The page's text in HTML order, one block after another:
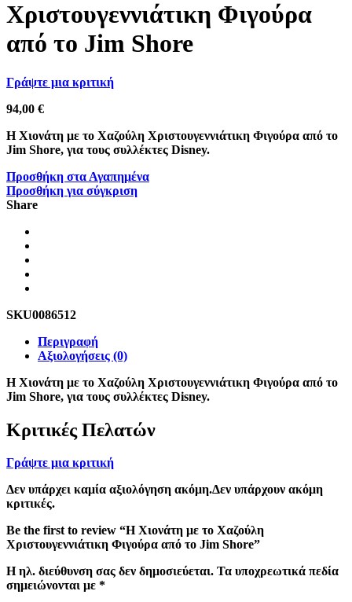
Χριστουγεννιάτικη Φιγούρα
από το Jim Shore
Γράψτε μια κριτική
94,00 €
H Xιονάτη με το Χαζούλη Χριστουγεννιάτικη Φιγούρα από το
Jim Shore, για τους συλλέκτες Disney.
Προσθήκη στα Αγαπημένα
Προσθήκη για σύγκριση
Share
SKU0086512
Περιγραφή
Αξιολογήσεις (0)
H Xιονάτη με το Χαζούλη Χριστουγεννιάτικη Φιγούρα από το
Jim Shore, για τους συλλέκτες Disney.
Κριτικές Πελατών
Γράψτε μια κριτική
Δεν υπάρχει καμία αξιολόγηση ακόμη.Δεν υπάρχουν ακόμη
κριτικές.
Be the first to review “H Xιονάτη με το Χαζούλη
Χριστουγεννιάτικη Φιγούρα από το Jim Shore”
Η ηλ. διεύθυνση σας δεν δημοσιεύεται. Τα υποχρεωτικά πεδία
σημειώνονται με *